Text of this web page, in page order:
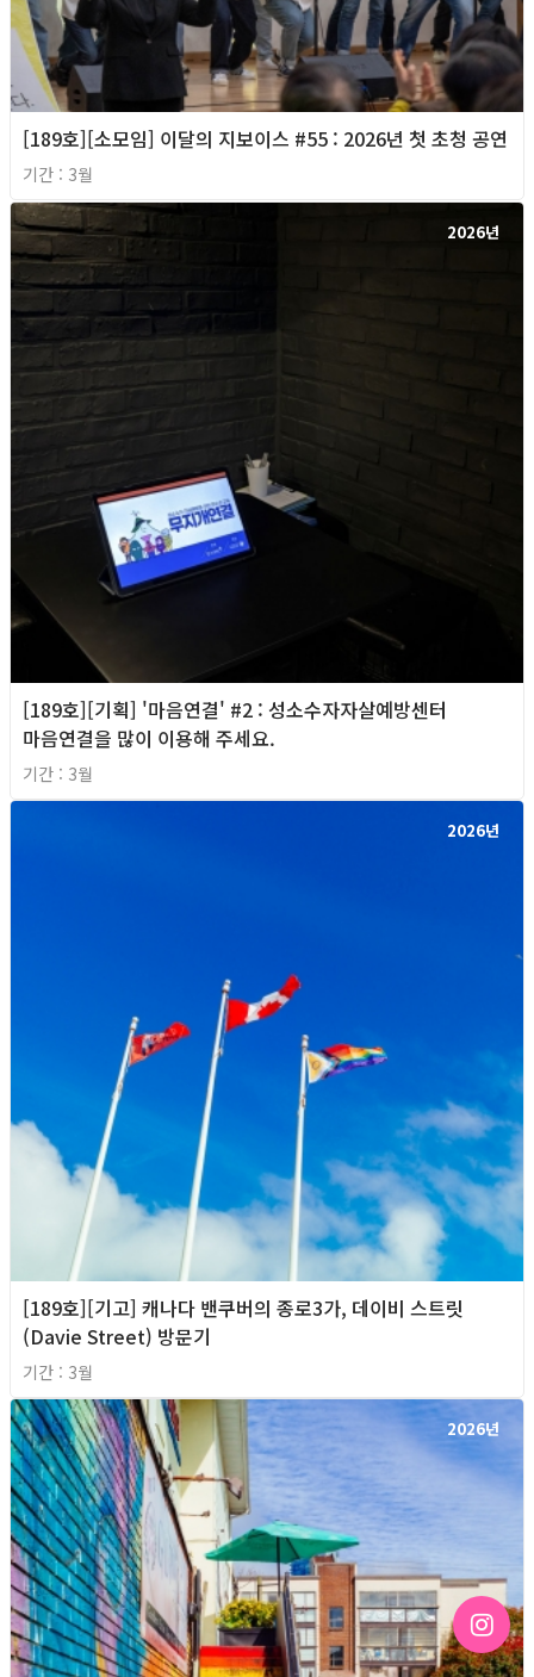
[189호][소모임] 이달의 지보이스 #55 : 2026년 첫 초청 공연
기간 : 3월
2026년
[189호][기획] '마음연결' #2 : 성소수자자살예방센터
마음연결을 많이 이용해 주세요.
기간 : 3월
2026년
[189호][기고] 캐나다 밴쿠버의 종로3가, 데이비 스트릿
(Davie Street) 방문기
기간 : 3월
2026년